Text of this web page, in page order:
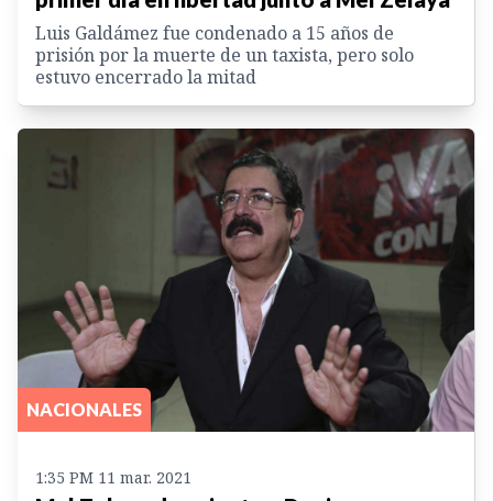
Luis Galdámez fue condenado a 15 años de
prisión por la muerte de un taxista, pero solo
estuvo encerrado la mitad
NACIONALES
1:35 PM 11 mar. 2021